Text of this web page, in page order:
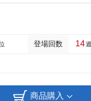
登場回数 14週
商品購入